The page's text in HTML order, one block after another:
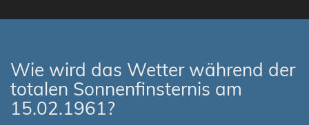
Wie wird das Wetter während der
totalen Sonnenfinsternis am
15.02.1961?